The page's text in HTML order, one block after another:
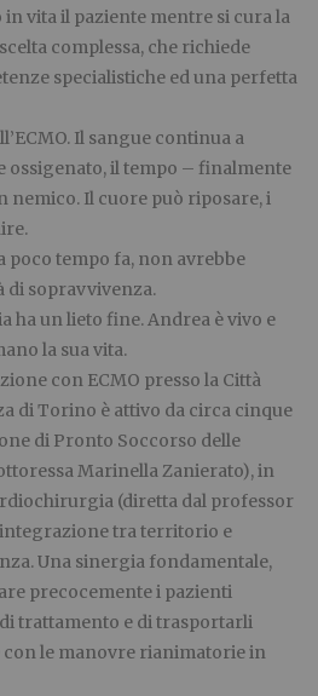
vita il paziente mentre si cura la
complessa, che richiede
specialistiche ed una perfetta
Il sangue continua a
ossigenato, il tempo – finalmente
nemico. Il cuore può riposare, i
poco tempo fa, non avrebbe
di sopravvivenza.
ha un lieto fine. Andrea è vivo e
la sua vita.
con ECMO presso la Città
di Torino è attivo da circa cinque
di Pronto Soccorso delle
Marinella Zanierato), in
(diretta dal professor
integrazione tra territorio e
Una sinergia fondamentale,
precocemente i pazienti
trattamento e di trasportarli
con le manovre rianimatorie in